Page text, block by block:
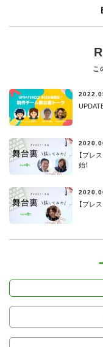
こ
【プレ
始！
【プレ